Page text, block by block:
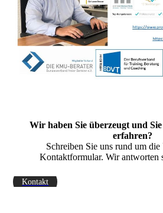
Wir haben Sie überzeugt und
erfahren?
Schreiben Sie uns rund um
Kontaktformular. Wir antworten
Kontakt